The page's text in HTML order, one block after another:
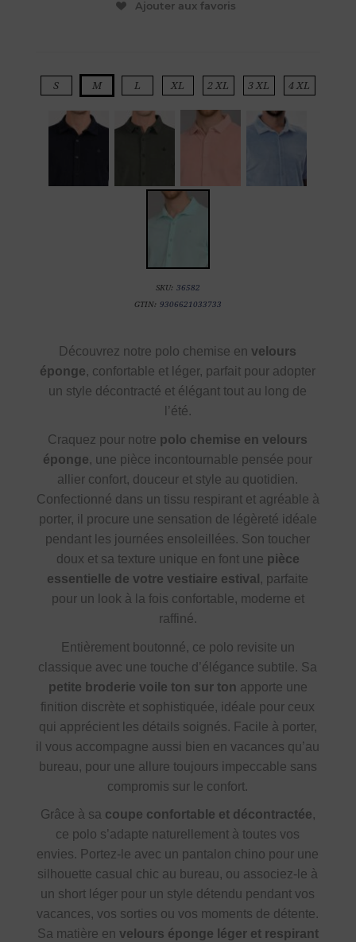
Ajouter aux favoris
S M L XL 2 XL 3 XL 4 XL
SKU: 36582
GTIN: 9306621033733
Découvrez notre polo chemise envelours
éponge, confortable et léger, parfait pour adopter
un style décontracté et élégant tout au long de
l’été.
Craquez pour notre polo chemise en velours
éponge, une pièce incontournable pensée pour
allier confort, douceur et style au quotidien.
Confectionné dans un tissu respirant et agréable à
porter, il procure une sensation de légèreté idéale
pendant les journées ensoleillées. Son toucher
doux et sa texture unique en font une pièce
essentielle de votre vestiaire estival , parfaite
pour un look à la fois confortable, moderne et
raffiné.
Entièrement boutonné, ce polo revisite un
classique avec une touche d’élégance subtile. Sa
petite broderie voile ton sur ton apporte une
finition discrète et sophistiquée, idéale pour ceux
qui apprécient les détails soignés. Facile à porter,
il vous accompagne aussi bien en vacances qu’au
bureau, pour une allure toujours impeccable sans
compromis sur le confort.
Grâce à sa coupe confortable et décontractée,
ce polo s’adapte naturellement à toutes vos
envies. Portez-le avec un pantalon chino pour une
silhouette casual chic au bureau, ou associez-le à
un short léger pour un style détendu pendant vos
vacances, vos sorties ou vos moments de détente.
Sa matière en velours éponge léger et respirant